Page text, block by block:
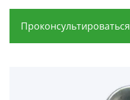
Проконсультироваться